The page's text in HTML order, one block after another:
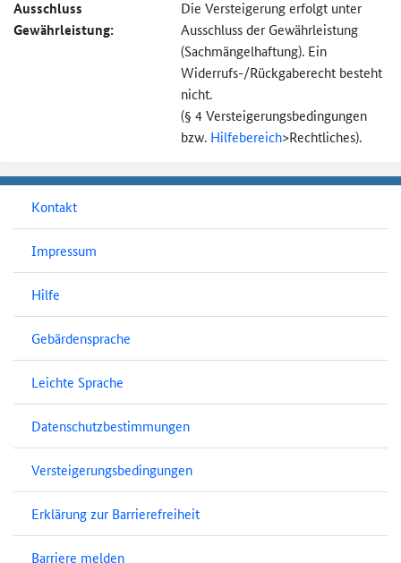
Ausschluss
Gewährleistung:
Die Versteigerung erfolgt unter
Ausschluss der Gewährleistung
(Sachmängel­haftung). Ein
Widerrufs-/Rückgaberecht besteht
nicht.
(§ 4 Versteigerungs­bedingungen
bzw. Hilfebereich>Rechtliches).
Kontakt
Impressum
Hilfe
Gebärdensprache
Leichte Sprache
Datenschutzbestimmungen
Versteigerungsbedingungen
Erklärung zur Barrierefreiheit
Barriere melden